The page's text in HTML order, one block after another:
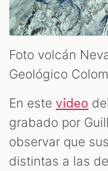
Foto volcán
Geológico
En estevideo
grabado por
observar que
distintas a las